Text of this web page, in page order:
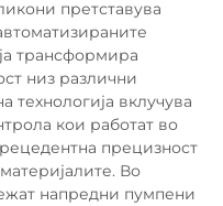
претставува
трансформира
низ различни
вклучува
кои работат во
прецизност
Во
напредни пумпени